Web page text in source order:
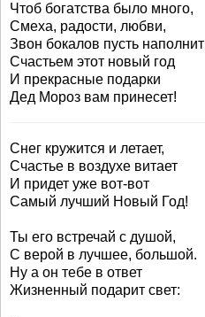
Чтоб богатства было много,
Смеха, радости, любви,
Звон бокалов пусть наполнит
Счастьем этот новый год
И прекрасные подарки
Дед Мороз вам принесет!
Снег кружится и летает,
Счастье в воздухе витает
И придет уже вот-вот
Самый лучший Новый Год!
Ты его встречай с душой,
С верой в лучшее, большой.
Ну а он тебе в ответ
Жизненный подарит свет: